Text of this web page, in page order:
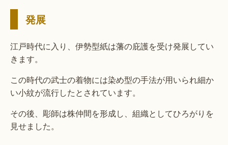
発展
江戸時代に入り、伊勢型紙は藩の庇護を受け発展してい
きます。
この時代の武士の着物には染め型の手法が用いられ細か
い小紋が流行したとされています。
その後、彫師は株仲間を形成し、組織としてひろがりを
見せました。